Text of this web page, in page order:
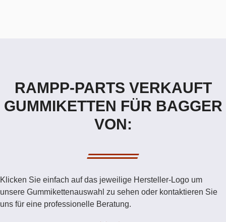
RAMPP-PARTS VERKAUFT
GUMMIKETTEN FÜR BAGGER
VON:
Klicken Sie einfach auf das jeweilige Hersteller-Logo um
unsere Gummikettenauswahl zu sehen oder kontaktieren Sie
uns für eine professionelle Beratung.